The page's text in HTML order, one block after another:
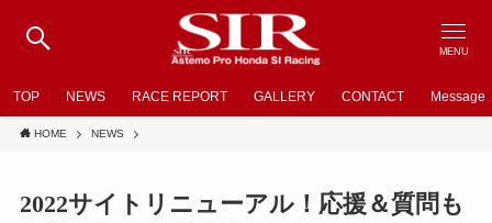
MENU
TOP NEWS RACE REPORT GALLERY CONTACT Message
HOME NEWS
2022サイトリニューアル！応援＆質問も